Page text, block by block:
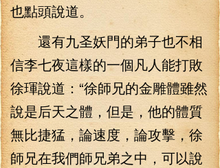
也點頭說道。
還有九圣妖門的弟子也不相
信李七夜這樣的一個凡人能打敗
徐琿說道：“徐師兄的金雕體雖然
說是后天之體，但是，他的體質
無比捷猛，論速度，論攻擊，徐
師兄在我們師兄弟之中，可以說